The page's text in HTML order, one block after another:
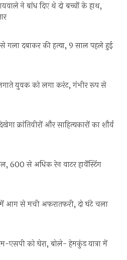
ने बांध दिए थे दो बच्चों के हाथ,
से गला दबाकर की हत्या, 9 साल पहले हुई
युवक को लगा करंट, गंभीर रूप से
क्रांतिवीरों और साहित्यकारों का शौर्य
600 से अधिक रेन वाटर हार्वेस्टिंग
आग से मची अफरातफरी, दो घंटे चला
एसपी को घेरा, बोले- हेमकुंड यात्रा में